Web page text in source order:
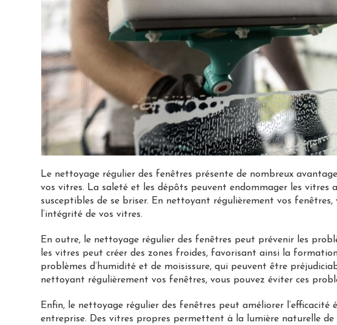
Le nettoyage régulier des fenêtres présente de nombreux
vos vitres. La saleté et les dépôts peuvent endommager les
susceptibles de se briser. En nettoyant régulièrement vos
l’intégrité de vos vitres.
En outre, le nettoyage régulier des fenêtres peut prévenir les
les vitres peut créer des zones froides, favorisant ainsi la
problèmes d’humidité et de moisissure, qui peuvent être
nettoyant régulièrement vos fenêtres, vous pouvez éviter ces
Enfin, le nettoyage régulier des fenêtres peut améliorer
entreprise. Des vitres propres permettent à la lumière naturelle